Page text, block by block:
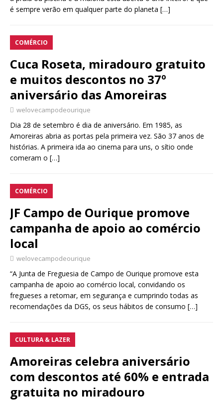
é sempre verão em qualquer parte do planeta […]
COMÉRCIO
Cuca Roseta, miradouro gratuito
e muitos descontos no 37º
aniversário das Amoreiras
welovecampodeourique
Dia 28 de setembro é dia de aniversário. Em 1985, as
Amoreiras abria as portas pela primeira vez. São 37 anos de
histórias. A primeira ida ao cinema para uns, o sítio onde
comeram o […]
COMÉRCIO
JF Campo de Ourique promove
campanha de apoio ao comércio
local
welovecampodeourique
“A Junta de Freguesia de Campo de Ourique promove esta
campanha de apoio ao comércio local, convidando os
fregueses a retomar, em segurança e cumprindo todas as
recomendações da DGS, os seus hábitos de consumo […]
CULTURA & LAZER
Amoreiras celebra aniversário
com descontos até 60% e entrada
gratuita no miradouro